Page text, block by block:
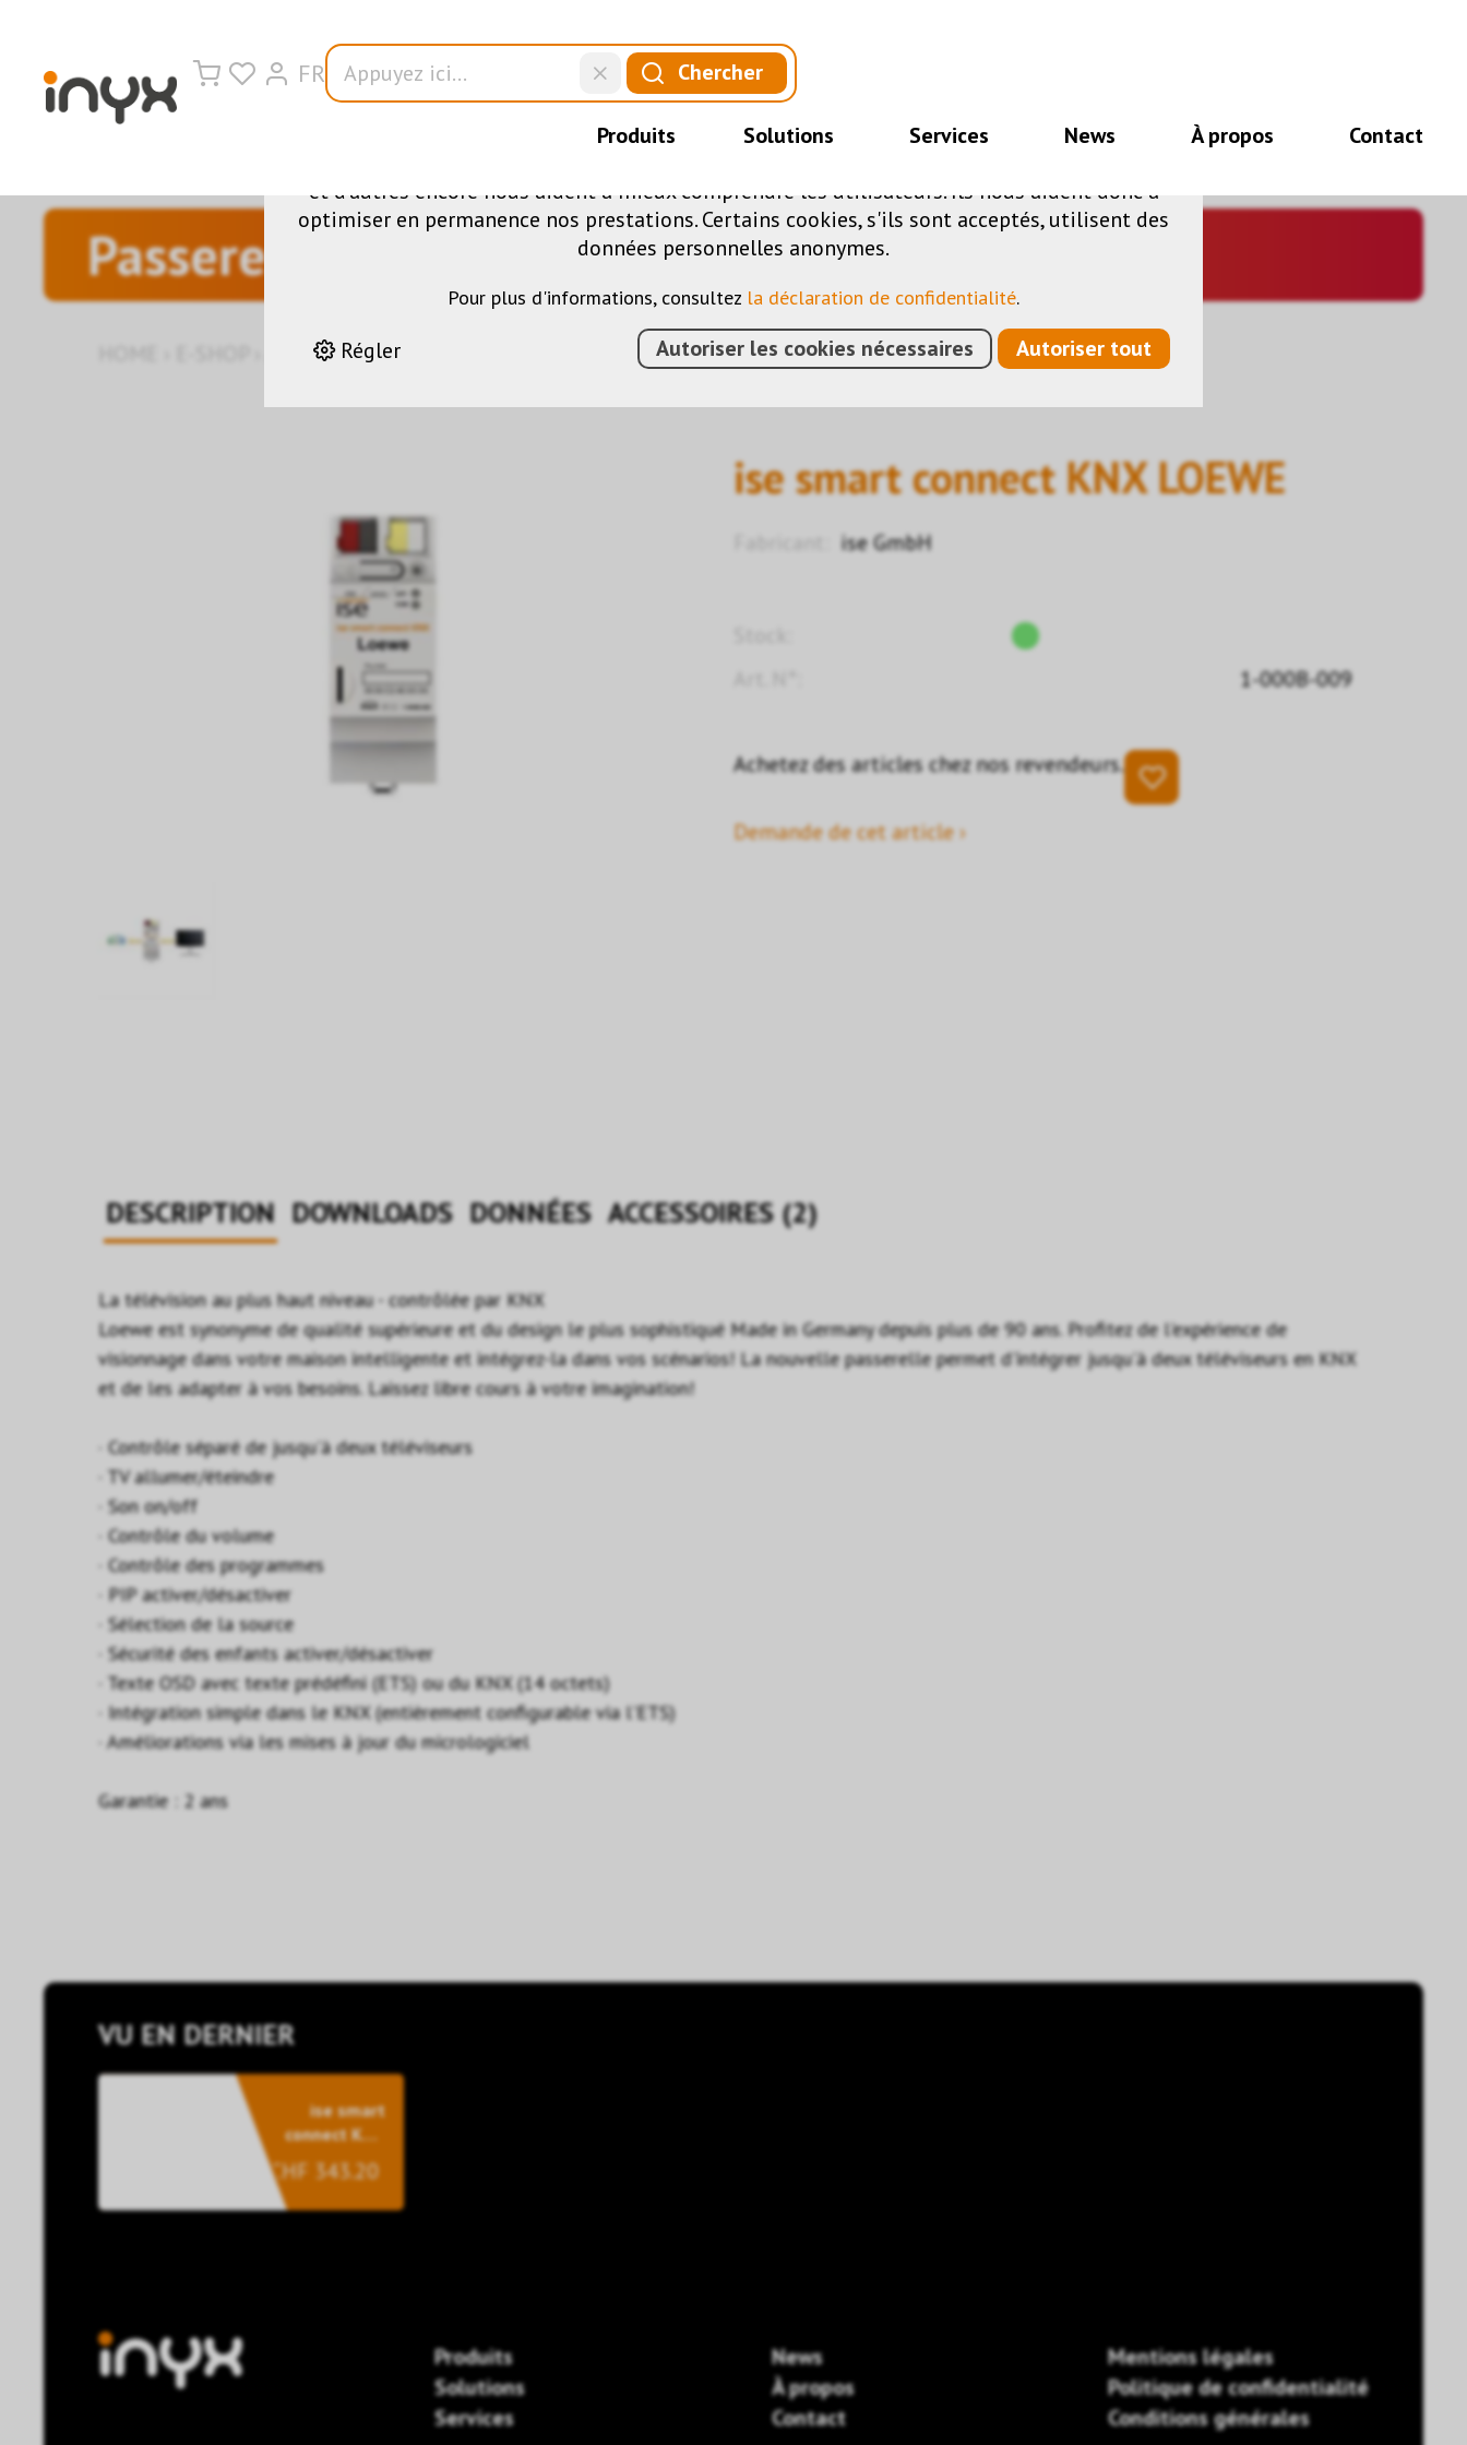
FR Chercher
Produits Solutions Services News À propos Contact
Passerelles
AUTOMATION DES BÂTIMENTS PASSERELLES ISE SMART CONNECT KNX LOEWE
ise smart connect KNX LOEWE
ise GmbH
1-000B-009
Achetez des articles chez nos revendeurs.
Demande de cet article ›
DESCRIPTION DOWNLOADS DONNÉES ACCESSOIRES (2)
La télévision au plus haut niveau - contrôlée par KNX
Loewe est synonyme de qualité supérieure et du design le plus sophistiqué Made in Germany depuis plus de 90 ans. Profitez de l'expérience de
visionnage dans votre maison intelligente et intégrez-la dans vos scénarios! La nouvelle passerelle permet d'intégrer jusqu'à deux téléviseurs en KNX
et de les adapter à vos besoins. Laissez libre cours à votre imagination!
· Contrôle séparé de jusqu'à deux téléviseurs
· TV allumer/éteindre
· Son on/off
· Contrôle du volume
· Contrôle des programmes
· PIP activer/désactiver
· Sélection de la source
· Sécurité des enfants activer/désactiver
· Texte OSD avec texte prédéfini (ETS) ou du KNX (14 octets)
· Intégration simple dans le KNX (entièrement configurable via l'ETS)
· Améliorations via les mises à jour du micrologiciel
Garantie : 2 ans
VU EN DERNIER
ise smart
connect KNX
LOEWE
CHF 343.20
Produits
Solutions
Services
News
À propos
Contact
Mentions légales
Politique de confidentialité
Conditions générales
CE SITE UTILISE DES COOKIES
.
Nous utilisons différents cookies sur notre site web : certains sont nécessaires au bon
et d'autres encore nous aident à mieux comprendre les utilisateurs. Ils nous aident donc à
optimiser en permanence nos prestations. Certains cookies, s'ils sont acceptés, utilisent des
données personnelles anonymes.
Pour plus d'informations, consultez la déclaration de confidentialité.
Régler Autoriser les cookies nécessaires Autoriser tout